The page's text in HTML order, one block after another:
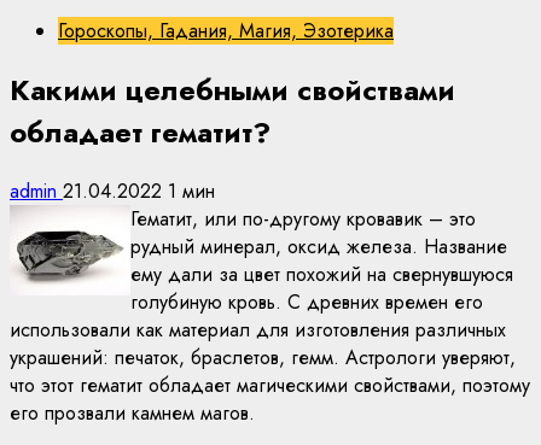
Гороскопы, Гадания, Магия, Эзотерика
Какими целебными свойствами
обладает гематит?
admin 21.04.2022 1 мин
Гематит, или по-другому кровавик – это
рудный минерал, оксид железа. Название
ему дали за цвет похожий на свернувшуюся
голубиную кровь. С древних времен его
использовали как материал для изготовления различных
украшений: печаток, браслетов, гемм. Астрологи уверяют,
что этот гематит обладает магическими свойствами, поэтому
его прозвали камнем магов.